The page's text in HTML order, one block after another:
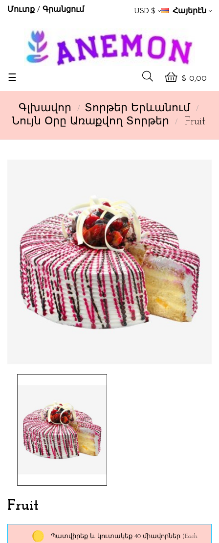
Մուտք Գրանցում USD $ Հայերէն
$ 0,00
Toggle
☰
Գլխավոր
Տորթեր Երևանում
Նույն Օրը Առաքվող Տորթեր
Fruit
Fruit
Պատվիրեք և կուտակեք 40 միավորներ (Each